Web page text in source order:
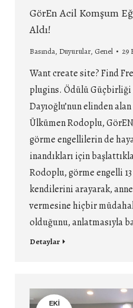
GörEn Acil Komşum
Aldı!
Basında, Duyurular, Genel 29
Want create site? Find
plugins. Ödülü Güçbirliği
Dayıoğlu’nun elinden
Ülkümen Rodoplu,
görme engellilerin de
inandıkları için
Rodoplu, görme engelli 13
kendilerini arayarak,
vermesine hiçbir
olduğunu, anlatmasıyla
Detaylar
EKI